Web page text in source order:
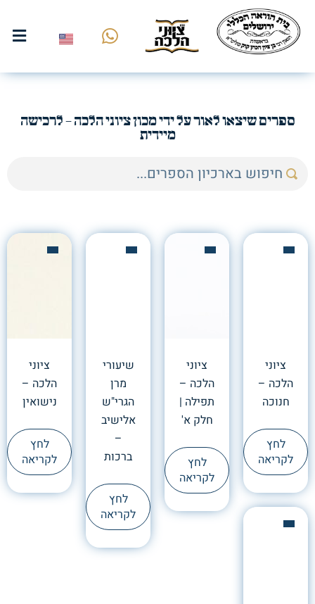
ספרים שיצאו לאור על ידי מכון ציוני הלכה - לרכישה
מיידית
ציוני
הלכה –
חנוכה
לחץ
לקריאה
ציוני
הלכה –
תפילה |
חלק א'
לחץ
לקריאה
שיעורי
מרן
הגרי"ש
אלישיב
–
ברכות
לחץ
לקריאה
ציוני
הלכה –
נישואין
לחץ
לקריאה